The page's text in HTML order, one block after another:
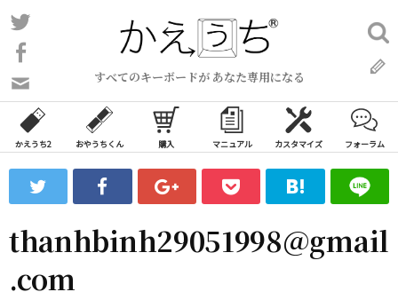
コ
ン
ン
ツ
ス
ッ
すべてのキーボードが あなた専用になる
い
合
わ
フ
ォ
ム
検
索:
かえうち2 おやうちくん 購入 マニュアル カスタマイズ フォーラム
thanhbinh29051998@gmail
.com